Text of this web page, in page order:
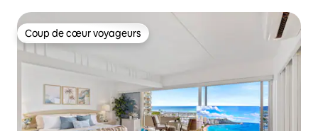
Coup de cœur voyageurs
Coup de cœur voyageurs